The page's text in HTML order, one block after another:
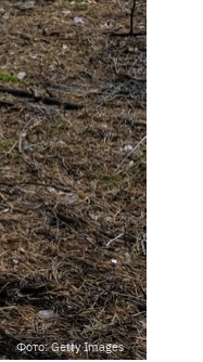
Фото: Getty Images